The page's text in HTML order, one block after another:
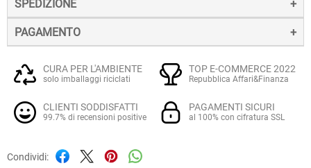
SPEDIZIONE
La spedizione dei prodotti avviene entro 24 ore dall'ordine
(sabato e festivi esclusi), tramite corriere SDA.
Quando l'ordine sarà spedito, riceverai una e-mail di
conferma, contenente un link alla tracciatura online
dell'invio, che ti permetterà di verificare in tempo reale lo
stato della spedizione.
PAGAMENTO
Il pagamento degli ordini può avvenire:
altre carte prepagate abilitate), su server sicuro Paypal.
utilizza connessioni SSL cifrate con crittografia forte,
CURA PER L'AMBIENTE
solo imballaggi riciclati
TOP E-COMMERCE 2022
Repubblica Affari&Finanza
CLIENTI SODDISFATTI
99.7% di recensioni positive
PAGAMENTI SICURI
al 100% con cifratura SSL
Condividi: